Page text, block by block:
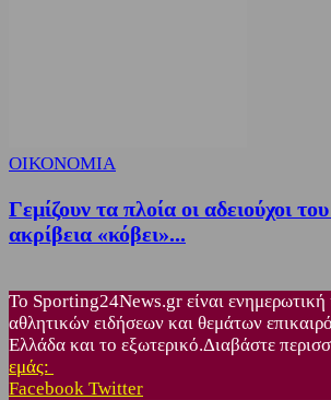
ΟΙΚΟΝΟΜΙΑ
Γεμίζουν τα πλοία οι αδειούχοι
ακρίβεια «κόβει»...
Το Sporting24News.gr είναι ενημερωτική
αθλητικών ειδήσεων και θεμάτων
Ελλάδα και το εξωτερικό.Διαβάστε
εμάς:
Facebook Twitter